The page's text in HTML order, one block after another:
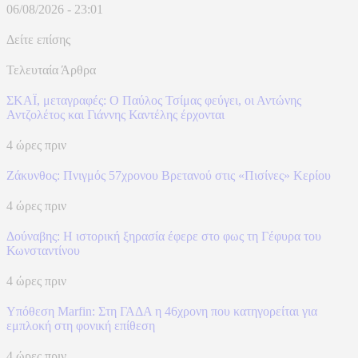
06/08/2026 - 23:01
Δείτε επίσης
Τελευταία Άρθρα
ΣΚΑΪ, μεταγραφές: Ο Παύλος Τσίμας φεύγει, οι Αντώνης
Αντζολέτος και Γιάννης Καντέλης έρχονται
4 ώρες πριν
Ζάκυνθος: Πνιγμός 57χρονου Βρετανού στις «Πισίνες» Κερίου
4 ώρες πριν
Δούναβης: Η ιστορική ξηρασία έφερε στο φως τη Γέφυρα του
Κωνσταντίνου
4 ώρες πριν
Υπόθεση Marfin: Στη ΓΑΔΑ η 46χρονη που κατηγορείται για
εμπλοκή στη φονική επίθεση